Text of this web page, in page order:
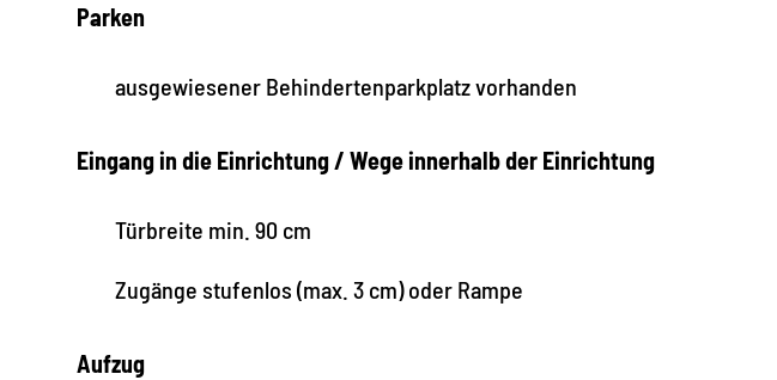
Parken
ausgewiesener Behindertenparkplatz vorhanden
Eingang in die Einrichtung / Wege innerhalb der Einrichtung
Türbreite min. 90 cm
Zugänge stufenlos (max. 3 cm) oder Rampe
Aufzug